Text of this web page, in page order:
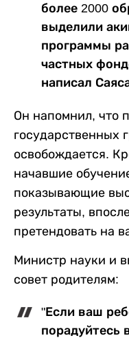
более 2000
выделили
программы
частных
написал
Он напомнил, что
государственных
освобождается.
начавшие
показывающие
результаты,
претендовать на
Министр науки и
совет родителям:
"Если ваш
порадуйтесь